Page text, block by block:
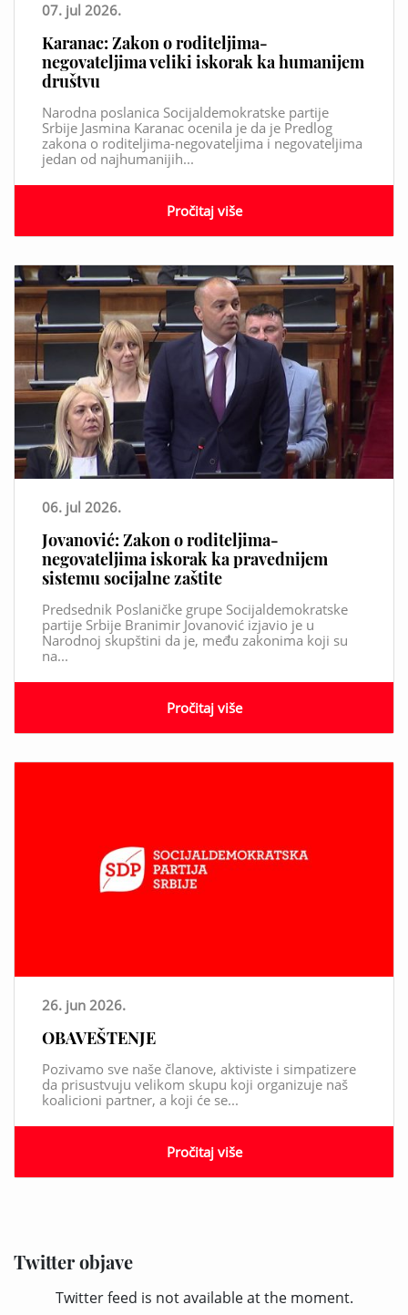
Twitter objave
Twitter feed is not available at the moment.
07. jul 2026.
Karanac: Zakon o roditeljima-
negovateljima veliki iskorak ka humanijem
društvu
Narodna poslanica Socijaldemokratske partije
Srbije Jasmina Karanac ocenila je da je Predlog
zakona o roditeljima-negovateljima i negovateljima
jedan od najhumanijih...
Pročitaj više
06. jul 2026.
Jovanović: Zakon o roditeljima-
negovateljima iskorak ka pravednijem
sistemu socijalne zaštite
Predsednik Poslaničke grupe Socijaldemokratske
partije Srbije Branimir Jovanović izjavio je u
Narodnoj skupštini da je, među zakonima koji su
na...
Pročitaj više
26. jun 2026.
OBAVEŠTENJE
Pozivamo sve naše članove, aktiviste i simpatizere
da prisustvuju velikom skupu koji organizuje naš
koalicioni partner, a koji će se...
Pročitaj više